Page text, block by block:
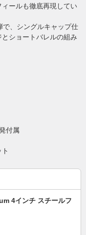
ールも徹底再現してい
、シングルキャップ仕
ショートバレルの組み
付属
4インチ スチールフ